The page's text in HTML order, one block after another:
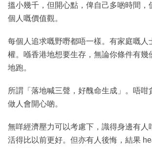
搵小幾千，但開心點，俾自己多啲時間，
個人嘅價值觀。
每個人追求嘅野嘢都唔一樣。有家庭嘅人
權。喺香港地想要生存，無論你條件有幾
地跑。
所謂「落地喊三聲，好醜命生成」。唔咁
做人會開心啲。
無咩經濟壓力可以考慮下，識得身邊有人
活得比以前更好。但亦有人後悔，結果